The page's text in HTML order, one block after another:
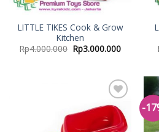
LITTLE TIKES Cook & Grow
Kitchen
Rp4.000.000 Rp3.000.000
Add to
Wishlist
-